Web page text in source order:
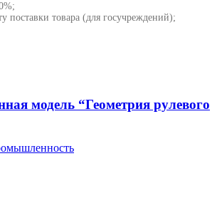
поставки товара (для госучреждений);
модель “Геометрия рулевого